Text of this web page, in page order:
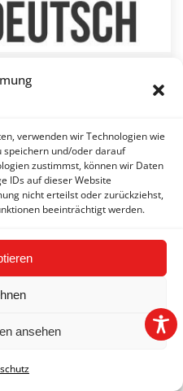
verwenden wir Technologien wie
speichern und/oder darauf
zustimmst, können wir Daten
IDs auf dieser Website
nicht erteilst oder zurückziehst,
beeinträchtigt werden.
ansehen
Immuntherapie allergisch
bei Hunden in
der
im peripheren Blut von
bei Hunden“
zur Diagnose